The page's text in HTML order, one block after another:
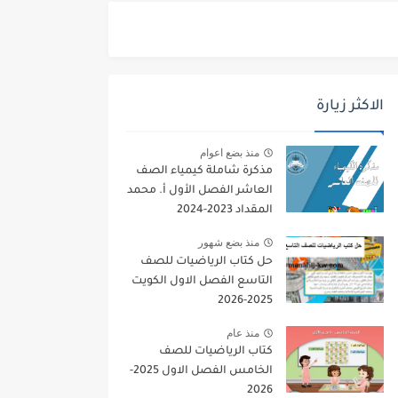
الاكثر زيارة
منذ بضع اعوام
مذكرة شاملة كيمياء الصف
العاشر الفصل الأول أ. محمد
المقداد 2023-2024
منذ بضع شهور
حل كتاب الرياضيات للصف
التاسع الفصل الاول الكويت
2025-2026
منذ عام
كتاب الرياضيات للصف
الخامس الفصل الاول 2025-
2026